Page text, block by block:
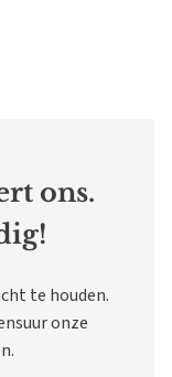
ons.
te houden.
onze